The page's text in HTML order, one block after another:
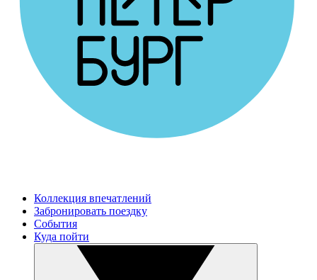
Коллекция впечатлений
Забронировать поездку
События
Куда пойти